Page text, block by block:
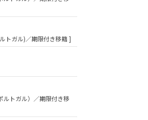
トガル)／期限付き移籍 ]
ルトガル）／期限付き移